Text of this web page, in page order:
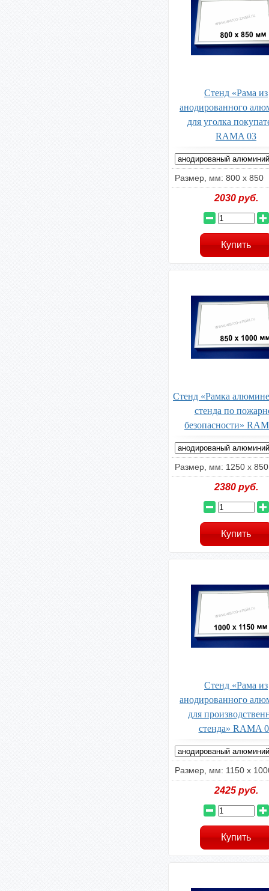
Стенд «Рама из
анодированного
для уголка
RAMA 03
Размер, мм: 800 x 850
2030руб.
Стенд «Рамка
стенда по
безопасности»
Размер, мм: 1250 х 850
2380руб.
Стенд «Рама из
анодированного
для
стенда» RAMA
Размер, мм: 1150 x
2425руб.